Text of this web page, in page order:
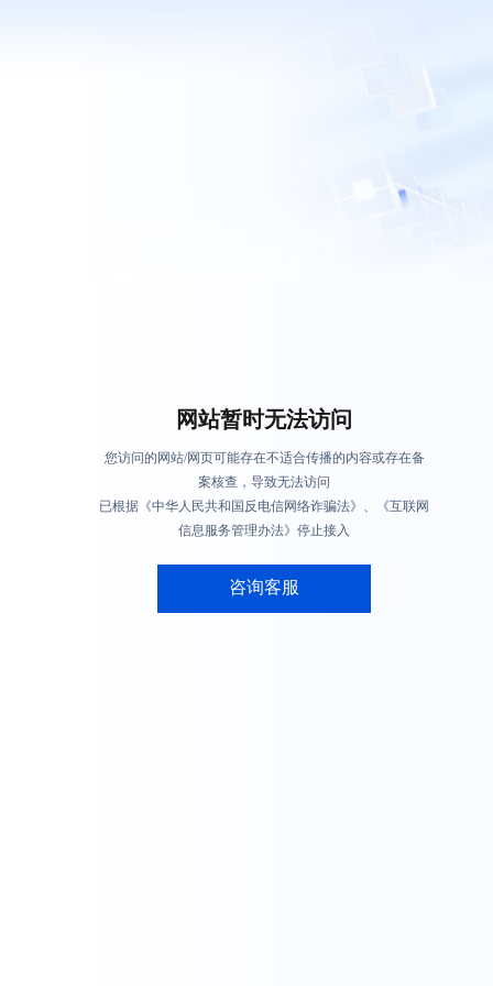
网站暂时无法访问
您访问的网站/网页可能存在不适合传播的内容或存在备
案核查，导致无法访问
已根据《中华人民共和国反电信网络诈骗法》、《互联网
信息服务管理办法》停止接入
咨询客服